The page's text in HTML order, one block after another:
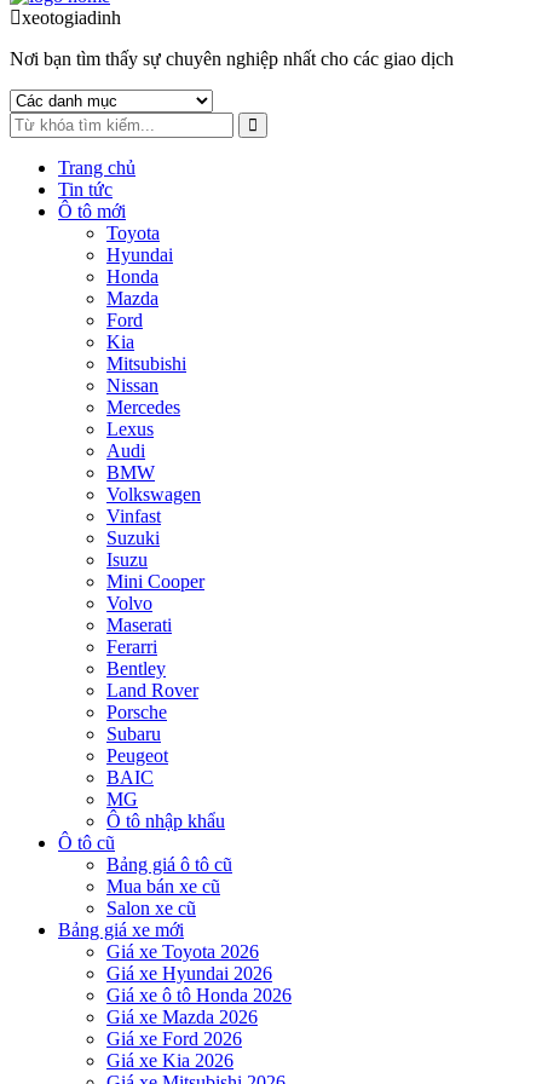
to
toxeotogiadinh
Nơi bạn tìm thấy sự chuyên nghiệp nhất cho các giao dịch
Trang chủ
Tin tức
Ô tô mới
Toyota
Hyundai
Honda
Mazda
Ford
Kia
Mitsubishi
Nissan
Mercedes
Lexus
Audi
BMW
Volkswagen
Vinfast
Suzuki
Isuzu
Mini Cooper
Volvo
Maserati
Ferarri
Bentley
Land Rover
Porsche
Subaru
Peugeot
BAIC
MG
Ô tô nhập khẩu
Ô tô cũ
Bảng giá ô tô cũ
Mua bán xe cũ
Salon xe cũ
Bảng giá xe mới
Giá xe Toyota 2026
Giá xe Hyundai 2026
Giá xe ô tô Honda 2026
Giá xe Mazda 2026
Giá xe Ford 2026
Giá xe Kia 2026